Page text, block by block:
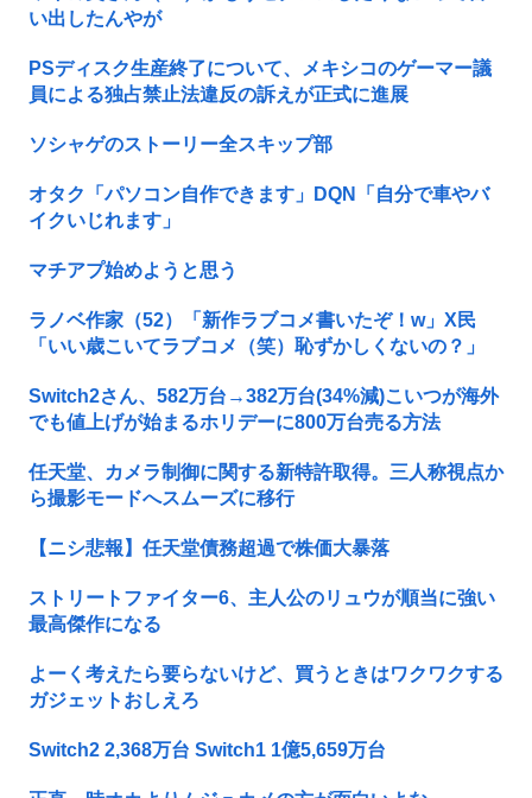
い出したんやが
PSディスク生産終了について、メキシコのゲーマー議
員による独占禁止法違反の訴えが正式に進展
ソシャゲのストーリー全スキップ部
オタク「パソコン自作できます」DQN「自分で車やバ
イクいじれます」
マチアプ始めようと思う
ラノベ作家（52）「新作ラブコメ書いたぞ！w」X民
「いい歳こいてラブコメ（笑）恥ずかしくないの？」
Switch2さん、582万台→382万台(34%減)こいつが海外
でも値上げが始まるホリデーに800万台売る方法
任天堂、カメラ制御に関する新特許取得。三人称視点か
ら撮影モードへスムーズに移行
【ニシ悲報】任天堂債務超過で株価大暴落
ストリートファイター6、主人公のリュウが順当に強い
最高傑作になる
よーく考えたら要らないけど、買うときはワクワクする
ガジェットおしえろ
Switch2 2,368万台 Switch1 1億5,659万台